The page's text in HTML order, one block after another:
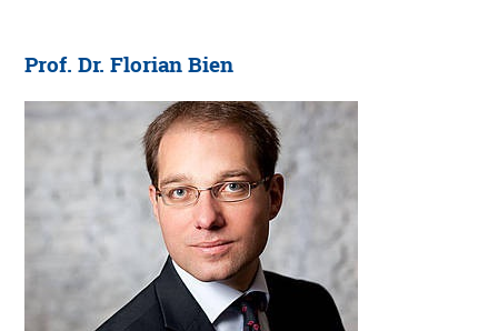
Prof. Dr. Florian Bien